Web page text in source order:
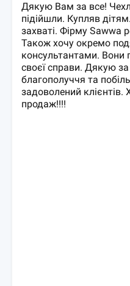
Дякую Вам за все!
підійшли. Купляв
захваті. Фірму Sawwa
Також хочу окремо
консультантами. Вони
своєї справи. Дякую
благополуччя та
задоволений
продаж!!!!